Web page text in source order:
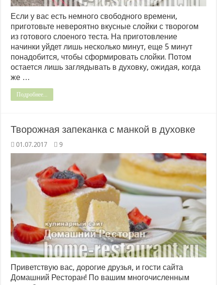
Если у вас есть немного свободного времени,
приготовьте невероятно вкусные слойки с творогом
из готового слоеного теста. На приготовление
начинки уйдет лишь несколько минут, еще 5 минут
понадобится, чтобы сформировать слойки. Потом
остается лишь заглядывать в духовку, ожидая, когда
же …
Подробнее...
Творожная запеканка с манкой в духовке
01.07.2017 9
Приветствую вас, дорогие друзья, и гости сайта
Домашний Ресторан! По вашим многочисленным